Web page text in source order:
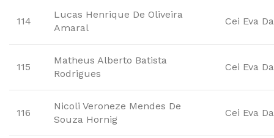
114
Lucas Henrique De Oliveira
Amaral
Cei Eva
115
Matheus Alberto Batista
Rodrigues
Cei Eva
116
Nicoli Veroneze Mendes De
Souza Hornig
Cei Eva